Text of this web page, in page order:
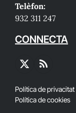
Telèfon:
932 311 247
CONNECTA
X
RSS
Política de privacitat
Política de cookies